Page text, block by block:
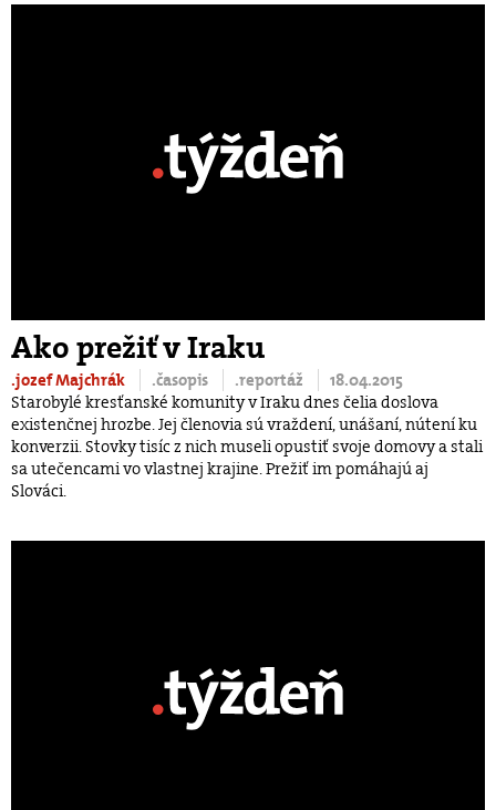
Ako prežiť v Iraku
.jozef Majchrák .časopis .reportáž
18.04.2015
Starobylé kresťanské komunity v Iraku dnes čelia doslova
existenčnej hrozbe. Jej členovia sú vraždení, unášaní, nútení ku
konverzii. Stovky tisíc z nich museli opustiť svoje domovy a stali
sa utečencami vo vlastnej krajine. Prežiť im pomáhajú aj
Slováci.